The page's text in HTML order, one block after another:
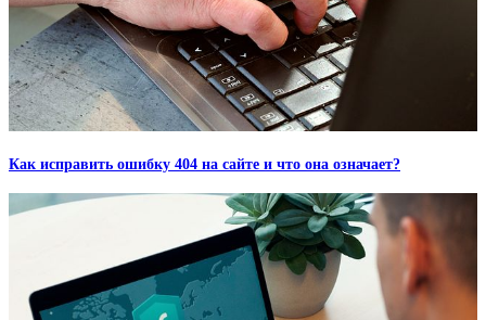
Как исправить ошибку 404 на сайте и что она означает?